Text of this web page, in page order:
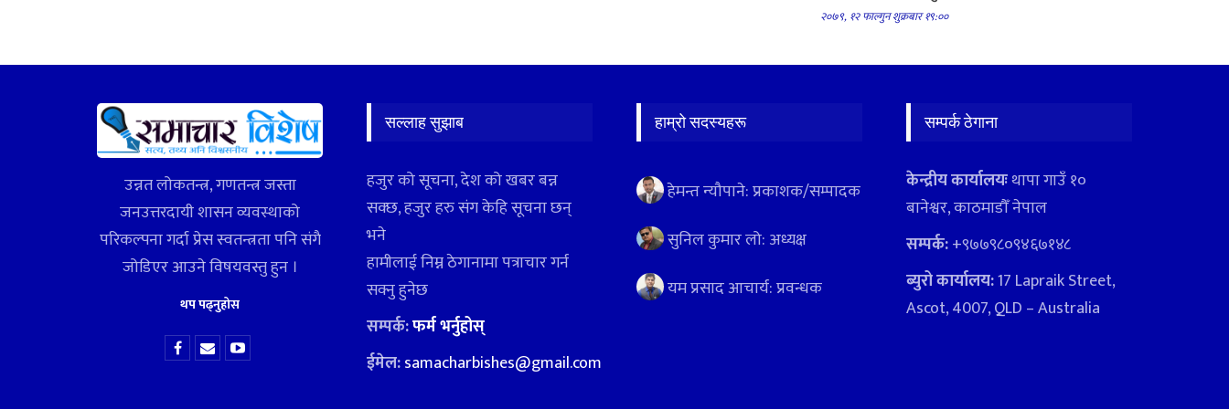
२०७९, १२ फाल्गुन शुक्रबार १९:००
उन्नत लोकतन्त्र, गणतन्त्र जस्ता
जनउत्तरदायी शासन व्यवस्थाको
परिकल्पना गर्दा प्रेस स्वतन्त्रता पनि संगै
जोडिएर आउने विषयवस्तु हुन ।
थप पढ्नुहोस
सल्लाह सुझाब
हजुर को सूचना, देश को खबर बन्न
सक्छ, हजुर हरु संग केहि सूचना छन्
भने
हामीलाई निम्न ठेगानामा पत्राचार गर्न
सक्नु हुनेछ
सम्पर्क:फर्म भर्नुहोस्
ईमेल:samacharbishes@gmail.com
हाम्रो सदस्यहरू
हेमन्त न्यौपाने: प्रकाशक/सम्पादक
सुनिल कुमार लो: अध्यक्ष
यम प्रसाद आचार्य: प्रवन्धक
सम्पर्क ठेगाना
केन्द्रीय कार्यालयःथापा गाउँ १०
बानेश्वर, काठमाडौँ नेपाल
सम्पर्क:+९७७९८०९४६७१४८
ब्युरो कार्यालय:17 Lapraik Street,
Ascot, 4007, QLD – Australia